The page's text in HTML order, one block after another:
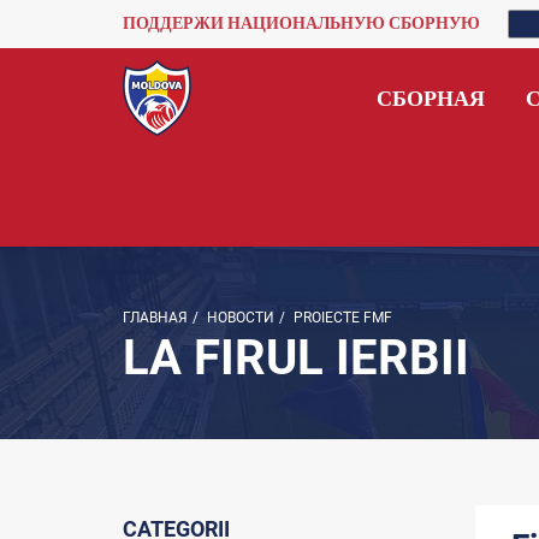
ПОДДЕРЖИ НАЦИОНАЛЬНУЮ СБОРНУЮ
СБОРНАЯ
ГЛАВНАЯ / НОВОСТИ / PROIECTE FMF
LA FIRUL IERBII
CATEGORII